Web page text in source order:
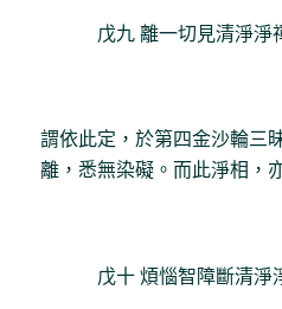
戊九 離一切見清淨淨
謂依此定，於第四金沙輪三
離，悉無染礙。而此淨相，
戊十 煩惱智障斷清淨